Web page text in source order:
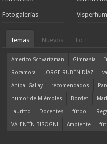
Fotogalerías
Temas Nuevos Lo +
Americo Schvartzman Gimnasia
Rocamora
JORGE RUBÉN DÍAZ
Aníbal Gallay
recomendados
humor de Miércoles
Bordet
Lauritto
Docentes fútbol
VALENTÍN BISOGNI
Ambiente